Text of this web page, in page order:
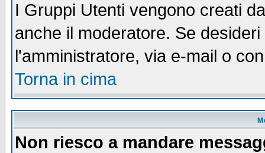
I Gruppi Utenti vengono creati
anche il moderatore. Se
l'amministratore, via e-mail o
Torna in cima
Non riesco a mandare